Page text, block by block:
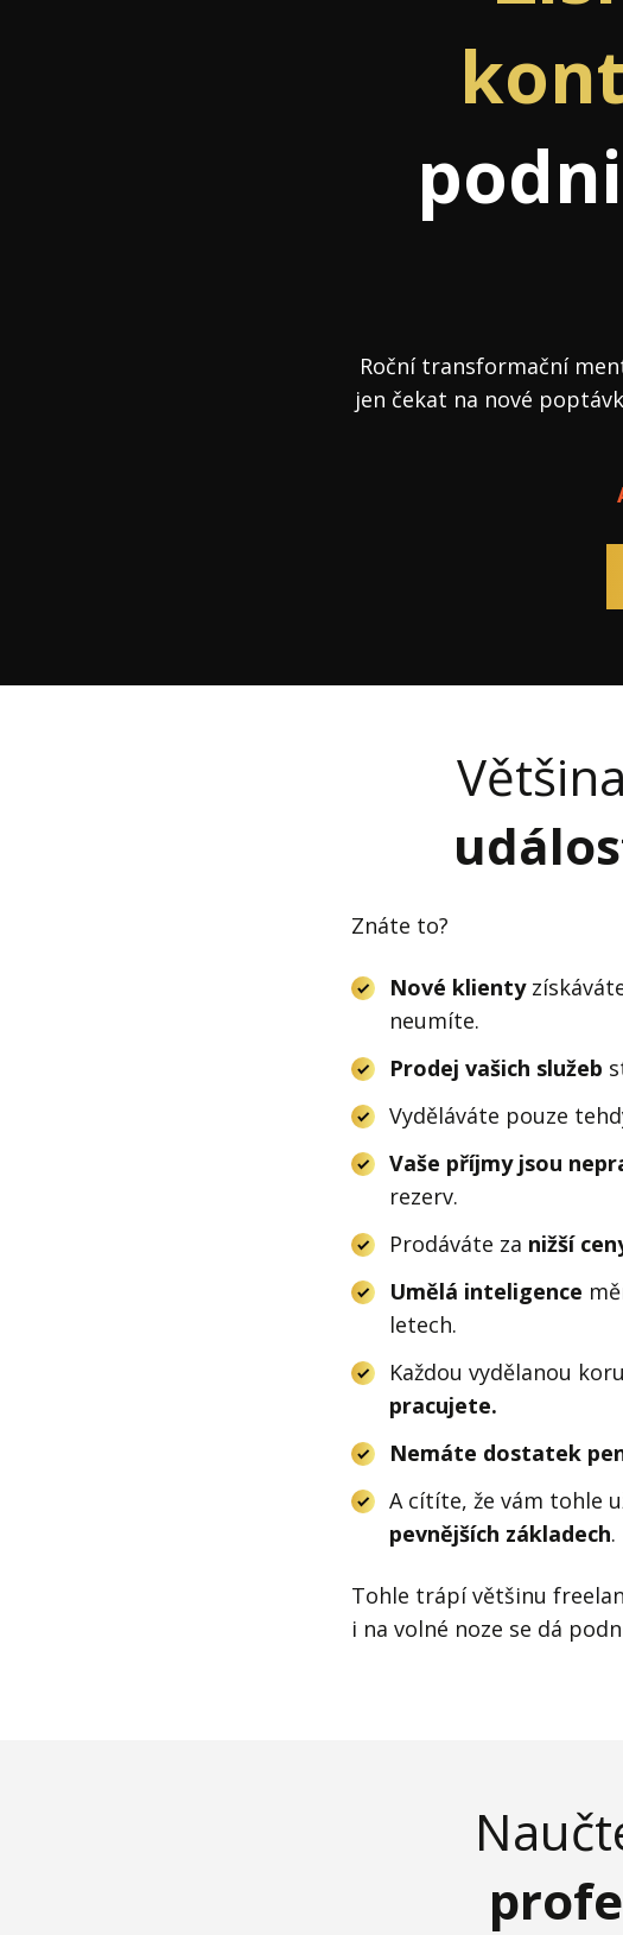
Projektové
Předání firmy
Řízení firmy
Roční transformační
jen čekat na nové
Znáte to?
Nové klienty
neumíte.
Prodej vašich služeb
Vyděláváte pouze
Vaše příjmy jsou
rezerv.
Prodáváte za nižší
Umělá inteligence
letech.
Každou vydělanou
pracujete.
Nemáte dostatek
A cítíte, že vám tohle
pevnějších základech.
Tohle trápí většinu
i na volné noze se dá